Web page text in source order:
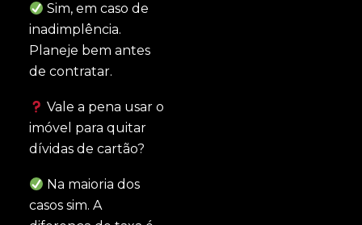
Sim, em caso de
inadimplência.
Planeje bem antes
de contratar.
Vale a pena usar o
imóvel para quitar
dívidas de cartão?
Na maioria dos
casos sim. A